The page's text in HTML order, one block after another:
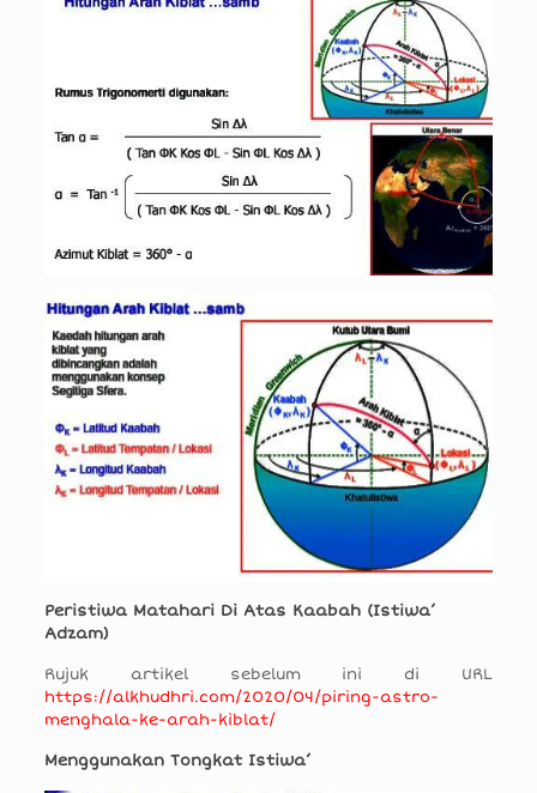
Peristiwa Matahari Di Atas Kaabah (Istiwa’
Adzam)
Rujuk artikel sebelum ini di URL
https://alkhudhri.com/2020/04/piring-astro-
menghala-ke-arah-kiblat/
Menggunakan Tongkat Istiwa’